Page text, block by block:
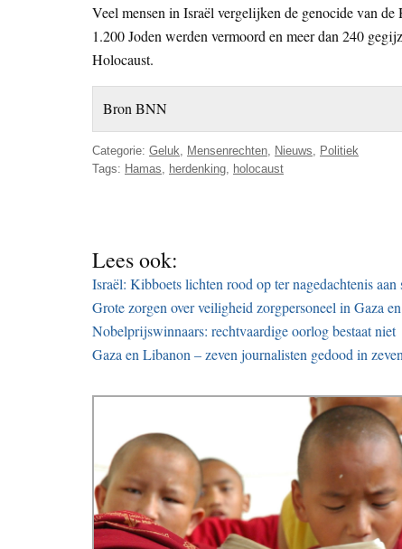
Veel mensen in Israël vergelijken de genocide van
1.200 Joden werden vermoord en meer dan 240
Holocaust.
Bron BNN
Categorie: Geluk Mensenrechten Nieuws
Politiek
Tags: Hamas herdenking holocaust
Lees ook:
Israël: Kibboets lichten rood op ter nagedachtenis
Grote zorgen over veiligheid zorgpersoneel in Gaza
Nobelprijswinnaars: rechtvaardige oorlog bestaat niet
Gaza en Libanon – zeven journalisten gedood in